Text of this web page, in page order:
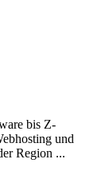
bis Z-
und
Region ...